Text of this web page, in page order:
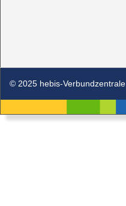
© 2025 hebis-Verbundzentrale